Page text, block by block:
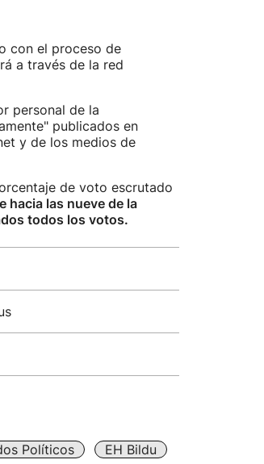
con el proceso de
a través de la red
personal de la
publicados en
y de los medios de
de voto escrutado
hacia las nueve de la
todos los votos.
Políticos
EH Bildu